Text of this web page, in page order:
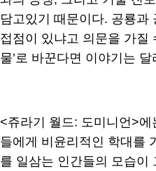
담고있기 때문이다. 공룡과
접점이 있냐고 의문을 가질
물’로 바꾼다면 이야기는 달
<쥬라기 월드: 도미니언>
들에게 비윤리적인 학대를
를 일삼는 인간들의 모습이